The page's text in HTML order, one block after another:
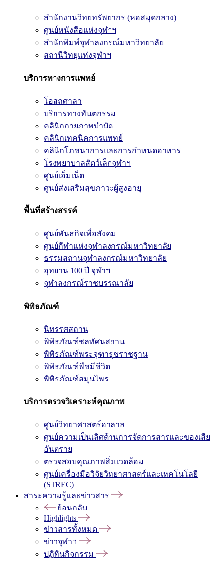
สำนักงานวิทยทรัพยากร (หอสมุดกลาง)
ศูนย์หนังสือแห่งจุฬาฯ
สำนักพิมพ์จุฬาลงกรณ์มหาวิทยาลัย
สถานีวิทยุแห่งจุฬาฯ
บริการทางการแพทย์
โอสถศาลา
บริการทางทันตกรรม
คลินิกกายภาพบำบัด
คลินิกเทคนิคการแพทย์
คลินิกโภชนาการและการกำหนดอาหาร
โรงพยาบาลสัตว์เล็กจุฬาฯ
ศูนย์เอ็มเน็ต
ศูนย์ส่งเสริมสุขภาวะผู้สูงอายุ
พื้นที่สร้างสรรค์
ศูนย์พันธกิจเพื่อสังคม
ศูนย์กีฬาแห่งจุฬาลงกรณ์มหาวิทยาลัย
ธรรมสถานจุฬาลงกรณ์มหาวิทยาลัย
อุทยาน 100 ปี จุฬาฯ
จุฬาลงกรณ์ราชบรรณาลัย
พิพิธภัณฑ์
นิทรรศสถาน
พิพิธภัณฑ์ชลทัศนสถาน
พิพิธภัณฑ์พระจุฑาธุชราชฐาน
พิพิธภัณฑ์พืชมีชีวิต
พิพิธภัณฑ์สมุนไพร
บริการตรวจวิเคราะห์คุณภาพ
ศูนย์วิทยาศาสตร์ฮาลาล
ศูนย์ความเป็นเลิศด้านการจัดการสารและของเสีย
อันตราย
ตรวจสอบคุณภาพสิ่งแวดล้อม
ศูนย์เครื่องมือวิจัยวิทยาศาสตร์และเทคโนโลยี
(STREC)
สาระความรู้และข่าวสาร
ย้อนกลับ
Highlights
ข่าวสารทั้งหมด
ข่าวจุฬาฯ
ปฏิทินกิจกรรม